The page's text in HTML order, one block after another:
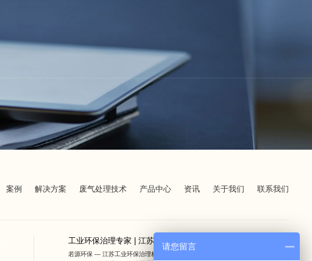
案例 解决方案 废气处理技术 产品中心 资讯 关于我们 联系我们
工业环保治理专家 | 江苏若源环保提供定制化方案
若源环保 — 江苏工业环保治理标杆，10 年专注工业废气废水全流程治理服务
请您留言